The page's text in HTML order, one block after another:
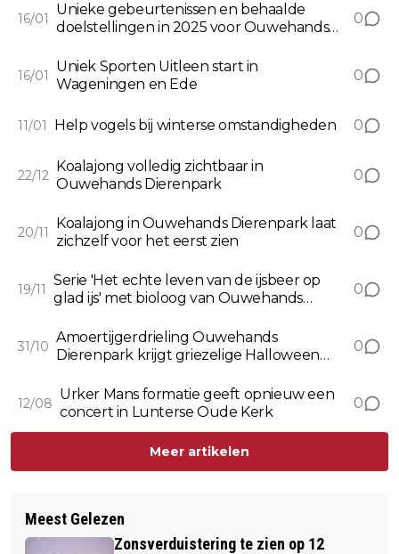
16/01
Unieke gebeurtenissen en behaalde
doelstellingen in 2025 voor Ouwehands
0
16/01
Uniek Sporten Uitleen start in
Wageningen en Ede
0
11/01 Help vogels bij winterse omstandigheden 0
22/12
Koalajong volledig zichtbaar in
Ouwehands Dierenpark
0
20/11
Koalajong in Ouwehands Dierenpark laat
zichzelf voor het eerst zien
0
19/11
Serie 'Het echte leven van de ijsbeer op
glad ijs' met bioloog van Ouwehands
0
31/10
Amoertijgerdrieling Ouwehands
Dierenpark krijgt griezelige Halloween
0
12/08
Urker Mans formatie geeft opnieuw een
concert in Lunterse Oude Kerk
0
Meer artikelen
Meest Gelezen
Zonsverduistering te zien op 12